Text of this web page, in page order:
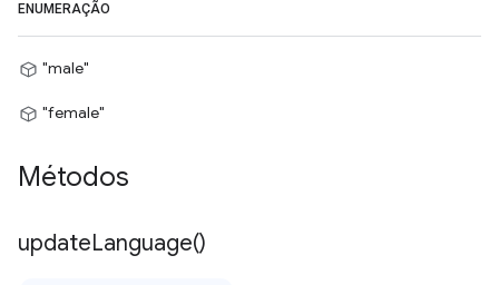
ENUMERAÇÃO
"male"
"female"
Métodos
updateLanguage()